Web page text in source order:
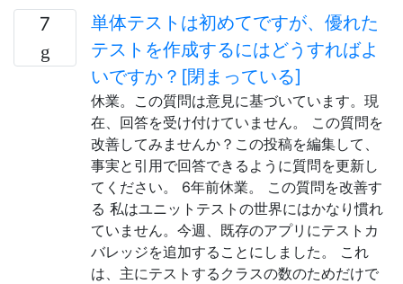
7
単体テストは初めてですが、優れた
テストを作成するにはどうすればよ
いですか？[閉まっている]
休業。この質問は意見に基づいています。現
在、回答を受け付けていません。 この質問を
改善してみませんか？この投稿を編集して、
事実と引用で回答できるように質問を更新し
てください。 6年前休業。 この質問を改善す
る 私はユニットテストの世界にはかなり慣れ
ていません。今週、既存のアプリにテストカ
バレッジを追加することにしました。 これ
は、主にテストするクラスの数のためだけで